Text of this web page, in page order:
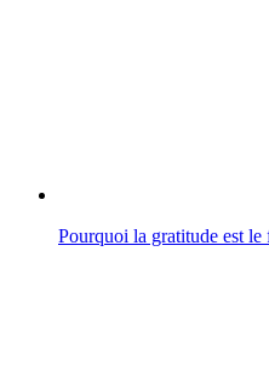
Pourquoi la gratitude est le